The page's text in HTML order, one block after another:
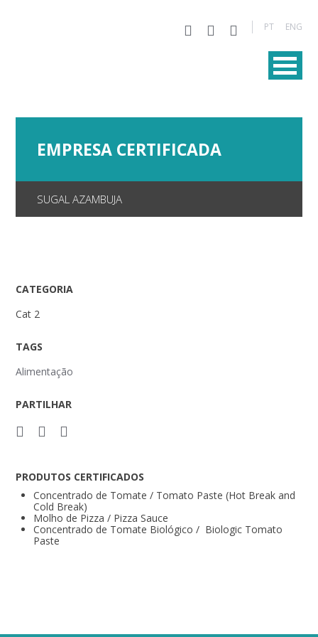
PT ENG
EMPRESA CERTIFICADA
SUGAL AZAMBUJA
CATEGORIA
Cat 2
TAGS
Alimentação
PARTILHAR
PRODUTOS CERTIFICADOS
Concentrado de Tomate / Tomato Paste (Hot Break and
Cold Break)
Molho de Pizza / Pizza Sauce
Concentrado de Tomate Biológico / Biologic Tomato
Paste